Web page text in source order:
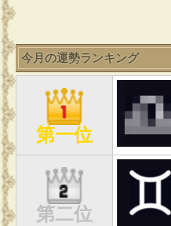
今月の運勢ランキング
第一位
第二位